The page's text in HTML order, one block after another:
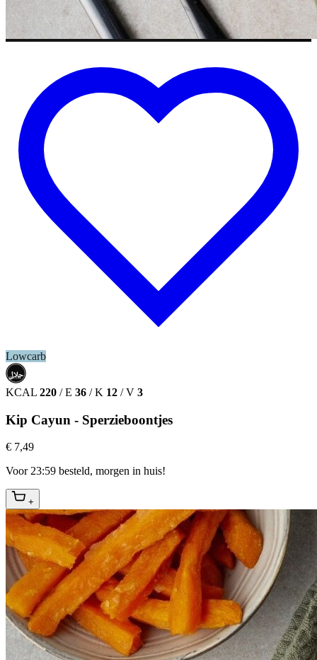
Lowcarb
حلال
HALAL
KCAL 220 / E 36 / K 12 / V 3
Kip Cayun - Sperzieboontjes
€ 7,49
Voor 23:59 besteld, morgen in huis!
+